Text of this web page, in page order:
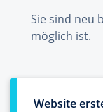
Sie sind neu
möglich ist.
Website